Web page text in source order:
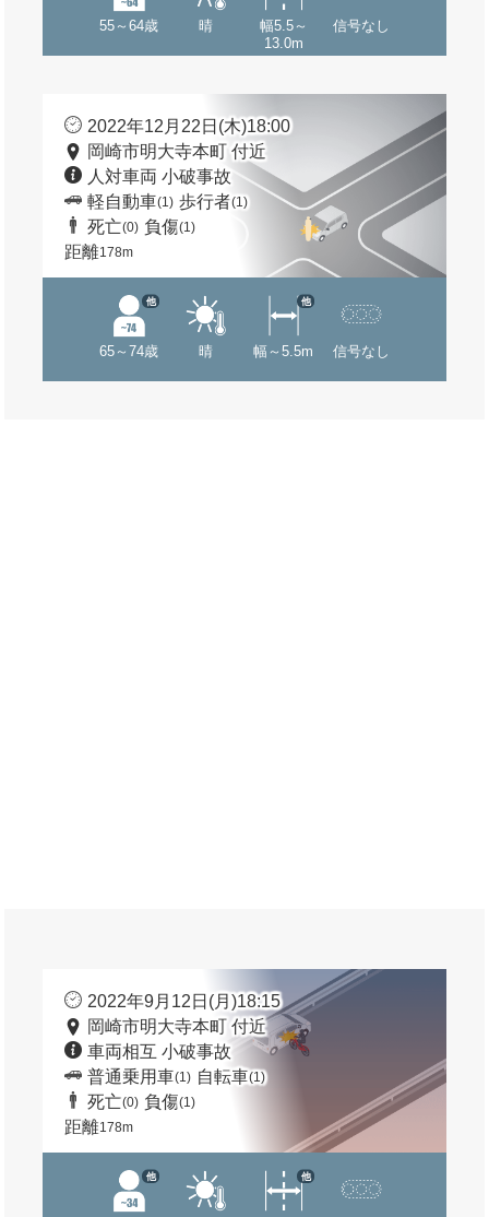
55～64歳 晴
幅5.5～
13.0m
信号なし
2022年12月22日(木)18:00
岡崎市明大寺本町 付近
人対車両 小破事故
軽自動車(1) 歩行者(1)
死亡(0) 負傷(1)
距離178m
65～74歳
他
晴 幅～5.5m
他
信号なし
2022年9月12日(月)18:15
岡崎市明大寺本町 付近
車両相互 小破事故
普通乗用車(1) 自転車(1)
死亡(0) 負傷(1)
距離178m
他 他